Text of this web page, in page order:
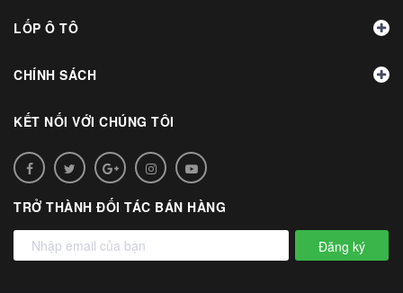
LỐP Ô TÔ
CHÍNH SÁCH
KẾT NỐI VỚI CHÚNG TÔI
TRỞ THÀNH ĐỐI TÁC BÁN HÀNG
Đăng ký